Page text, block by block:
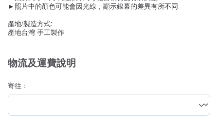
►照片中的顏色可能會因光線，顯示銀幕的差異有所不同
產地/製造方式:
產地台灣 手工製作
物流及運費說明
寄往：